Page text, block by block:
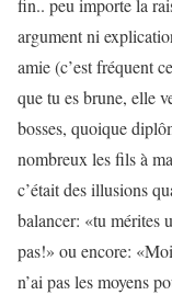
fin.. peu importe la
argument ni
amie (c’est fréquent
que tu es brune, elle
bosses, quoique
nombreux les fils à
c’était des illusions
balancer: «tu mérites
pas!» ou encore:
n’ai pas les moyens